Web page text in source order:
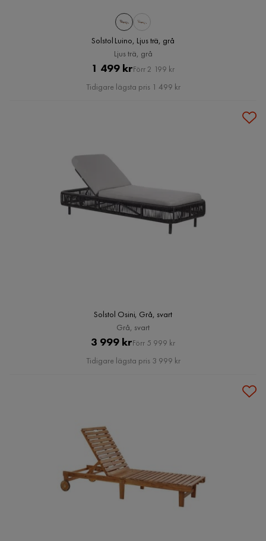
Solstol Luino, Ljus trä, grå
Ljus trä, grå
Pris
1 499 krOriginal
Pris
Förr 2 199 kr
Tidigare lägsta pris 1 499 kr
Solstol Osini, Grå, svart
Grå, svart
Pris
3 999 krOriginal
Pris
Förr 5 999 kr
Tidigare lägsta pris 3 999 kr